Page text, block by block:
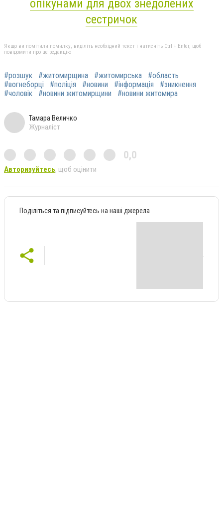
опікунами для двох знедолених
сестричок
Якщо ви помітили помилку, виділіть необхідний текст і натисніть Ctrl + Enter, щоб
повідомити про це редакцію
#розшук #житомирщина #житомирська
#область
#вогнеборці
#поліція #новини #інформація
#зникнення
#чоловік
#новини житомирщини #новини житомира
Тамара Величко
Журналіст
0,0
Авторизуйтесь, щоб оцінити
Поділіться та підписуйтесь на наші джерела